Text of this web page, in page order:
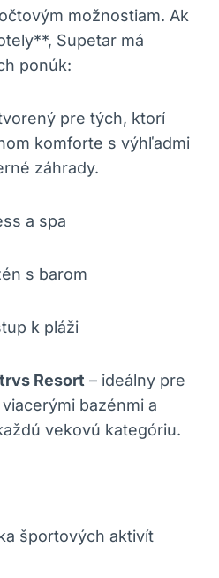
možnostiam. Ak
Supetar má
ponúk:
pre tých, ktorí
komforte s výhľadmi
záhrady.
a spa
s barom
k pláži
Resort – ideálny pre
bazénmi a
vekovú kategóriu.
športových aktivít